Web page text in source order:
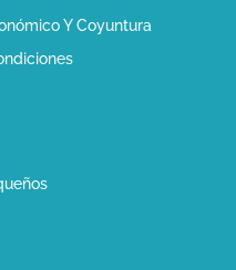
Y Coyuntura